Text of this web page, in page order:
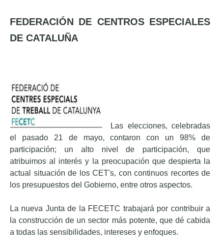
FEDERACIÓN DE CENTROS ESPECIALES
DE CATALUÑA
Las elecciones, celebradas
el pasado 21 de mayo, contaron con un 98% de
participación; un alto nivel de participación, que
atribuimos al interés y la preocupación que despierta la
actual situación de los CET's, con continuos recortes de
los presupuestos del Gobierno, entre otros aspectos.
La nueva Junta de la FECETC trabajará por contribuir a
la construcción de un sector más potente, que dé cabida
a todas las sensibilidades, intereses y enfoques.